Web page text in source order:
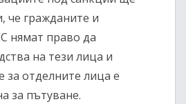
че гражданите и
нямат право да
на тези лица и
за отделните лица е
за пътуване.